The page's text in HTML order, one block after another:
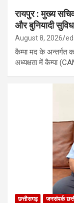
रायपुर : मुख्य
और बुनियादी
August 8, 2026
कैम्पा मद के अन्तर्गत
अध्यक्षता में कैम्पा
छत्तीसगढ़ जनसंपर्क